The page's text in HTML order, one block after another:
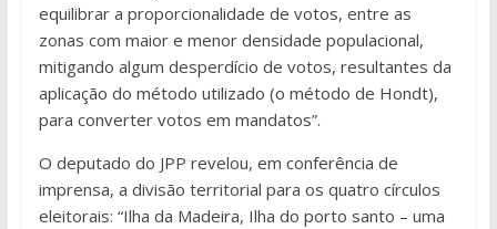
equilibrar a proporcionalidade de votos, entre as
zonas com maior e menor densidade populacional,
mitigando algum desperdício de votos, resultantes da
aplicação do método utilizado (o método de Hondt),
para converter votos em mandatos”.
O deputado do JPP revelou, em conferência de
imprensa, a divisão territorial para os quatro círculos
eleitorais: “Ilha da Madeira, Ilha do porto santo – uma